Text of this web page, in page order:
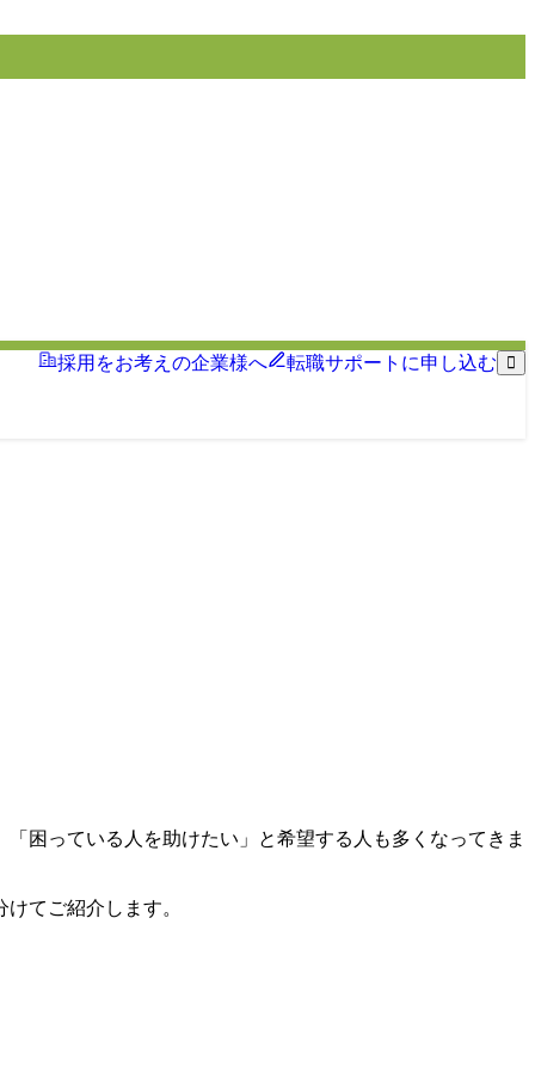
採用をお考えの企業様へ
転職サポートに申し込む
困っている人を助けたい」と希望する人も多くなってきま
てご紹介します。